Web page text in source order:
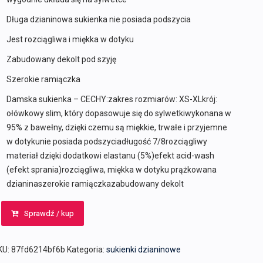
Długa dzianinowa sukienka nie posiada podszycia
Jest rozciągliwa i miękka w dotyku
Zabudowany dekolt pod szyję
Szerokie ramiączka
Damska sukienka – CECHY:zakres rozmiarów: XS-XLkrój:
ołówkowy slim, który dopasowuje się do sylwetkiwykonana w
95% z bawełny, dzięki czemu są miękkie, trwałe i przyjemne
w dotykunie posiada podszyciadługość 7/8rozciągliwy
materiał dzięki dodatkowi elastanu (5%)efekt acid-wash
(efekt sprania)rozciągliwa, miękka w dotyku prążkowana
dzianinaszerokie ramiączkazabudowany dekolt
Sprawdź / kup
87fd6214bf6b Kategoria: sukienki dzianinowe